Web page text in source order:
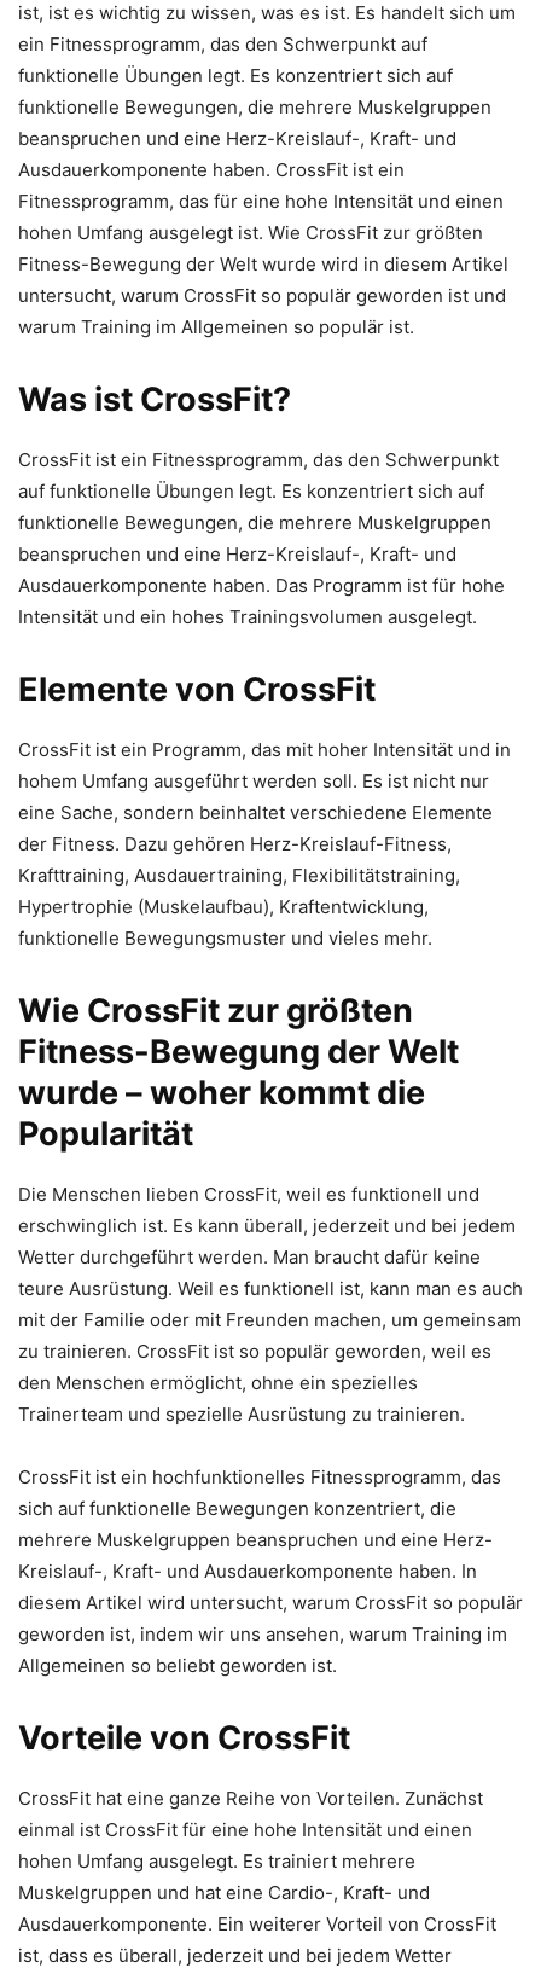
ist, ist es wichtig zu wissen, was es ist. Es handelt sich um
ein Fitnessprogramm, das den Schwerpunkt auf
funktionelle Übungen legt. Es konzentriert sich auf
funktionelle Bewegungen, die mehrere Muskelgruppen
beanspruchen und eine Herz-Kreislauf-, Kraft- und
Ausdauerkomponente haben. CrossFit ist ein
Fitnessprogramm, das für eine hohe Intensität und einen
hohen Umfang ausgelegt ist. Wie CrossFit zur größten
Fitness-Bewegung der Welt wurde wird in diesem Artikel
untersucht, warum CrossFit so populär geworden ist und
warum Training im Allgemeinen so populär ist.
Was ist CrossFit?
CrossFit ist ein Fitnessprogramm, das den Schwerpunkt
auf funktionelle Übungen legt. Es konzentriert sich auf
funktionelle Bewegungen, die mehrere Muskelgruppen
beanspruchen und eine Herz-Kreislauf-, Kraft- und
Ausdauerkomponente haben. Das Programm ist für hohe
Intensität und ein hohes Trainingsvolumen ausgelegt.
Elemente von CrossFit
CrossFit ist ein Programm, das mit hoher Intensität und in
hohem Umfang ausgeführt werden soll. Es ist nicht nur
eine Sache, sondern beinhaltet verschiedene Elemente
der Fitness. Dazu gehören Herz-Kreislauf-Fitness,
Krafttraining, Ausdauertraining, Flexibilitätstraining,
Hypertrophie (Muskelaufbau), Kraftentwicklung,
funktionelle Bewegungsmuster und vieles mehr.
Wie CrossFit zur größten
Fitness-Bewegung der Welt
wurde – woher kommt die
Popularität
Die Menschen lieben CrossFit, weil es funktionell und
erschwinglich ist. Es kann überall, jederzeit und bei jedem
Wetter durchgeführt werden. Man braucht dafür keine
teure Ausrüstung. Weil es funktionell ist, kann man es auch
mit der Familie oder mit Freunden machen, um gemeinsam
zu trainieren. CrossFit ist so populär geworden, weil es
den Menschen ermöglicht, ohne ein spezielles
Trainerteam und spezielle Ausrüstung zu trainieren.
CrossFit ist ein hochfunktionelles Fitnessprogramm, das
sich auf funktionelle Bewegungen konzentriert, die
mehrere Muskelgruppen beanspruchen und eine Herz-
Kreislauf-, Kraft- und Ausdauerkomponente haben. In
diesem Artikel wird untersucht, warum CrossFit so populär
geworden ist, indem wir uns ansehen, warum Training im
Allgemeinen so beliebt geworden ist.
Vorteile von CrossFit
CrossFit hat eine ganze Reihe von Vorteilen. Zunächst
einmal ist CrossFit für eine hohe Intensität und einen
hohen Umfang ausgelegt. Es trainiert mehrere
Muskelgruppen und hat eine Cardio-, Kraft- und
Ausdauerkomponente. Ein weiterer Vorteil von CrossFit
ist, dass es überall, jederzeit und bei jedem Wetter